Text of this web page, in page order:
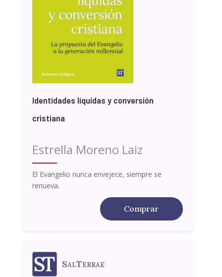
Identidades líquidas y conversión
cristiana
Estrella Moreno Laiz
El Evangelio nunca envejece, siempre se
renueva.
Comprar
SalTerrae